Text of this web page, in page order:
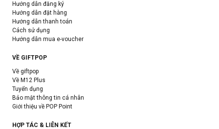
Hướng dẫn đăng ký
Hướng dẫn đặt hàng
Hướng dẫn thanh toán
Cách sử dụng
Hướng dẫn mua e-voucher
VỀ GIFTPOP
Về giftpop
Về M12 Plus
Tuyển dụng
Bảo mật thông tin cá nhân
Giới thiệu về POP Point
HỢP TÁC & LIÊN KẾT